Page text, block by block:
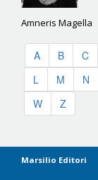
Amneris Magella
A B C
L
M N
W
Z
Marsilio Editori